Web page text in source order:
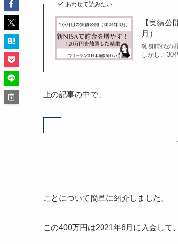
あわせて読みたい
【実績
月）
独身時代の
しかし、30
上の記事の中で、
ことについて簡単に紹介しました。
この400万円は2021年6月に入金して